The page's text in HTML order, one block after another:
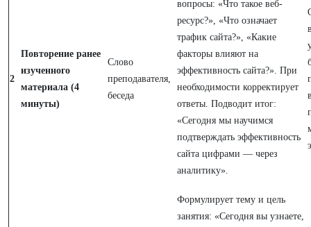
2
Повторение ранее
изученного
материала (4
минуты)
Слово
преподавателя,
беседа
вопросы: «Что такое веб-
ресурс?», «Что означает
трафик сайта?», «Какие
факторы влияют на
эффективность сайта?». При
необходимости корректирует
ответы. Подводит итог:
«Сегодня мы научимся
подтверждать эффективность
сайта цифрами — через
аналитику».
Формулирует тему и цель
занятия: «Сегодня вы узнаете,